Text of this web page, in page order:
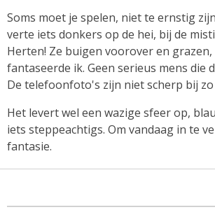
Soms moet je spelen, niet te ernstig
verte iets donkers op de hei, bij de
Herten! Ze buigen voorover en grazen,
fantaseerde ik. Geen serieus mens die
De telefoonfoto's zijn niet scherp bij
Het levert wel een wazige sfeer op,
iets steppeachtigs. Om vandaag in te
fantasie.